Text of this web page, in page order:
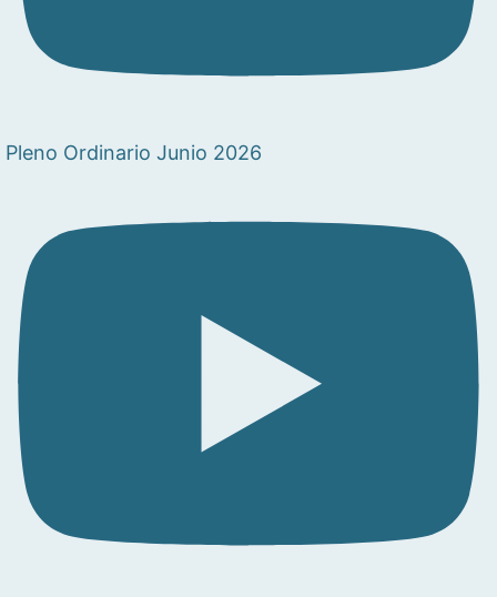
Pleno Ordinario Junio 2026